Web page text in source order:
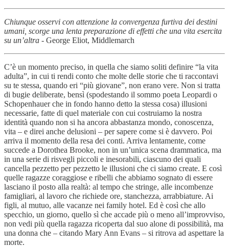
Chiunque osservi con attenzione la convergenza furtiva dei destini
umani, scorge una lenta preparazione di effetti che una vita esercita
su un’altra - George Eliot, Middlemarch
C’è un momento preciso, in quella che siamo soliti definire “la vita
adulta”, in cui ti rendi conto che molte delle storie che ti raccontavi
su te stessa, quando eri “più giovane”, non erano vere. Non si tratta
di bugie deliberate, bensì (spodestando il sommo poeta Leopardi o
Schopenhauer che in fondo hanno detto la stessa cosa) illusioni
necessarie, fatte di quel materiale con cui costruiamo la nostra
identità quando non si ha ancora abbastanza mondo, conoscenza,
vita – e direi anche delusioni – per sapere come si è davvero. Poi
arriva il momento della resa dei conti. Arriva lentamente, come
succede a Dorothea Brooke, non in un’unica scena drammatica, ma
in una serie di risvegli piccoli e inesorabili, ciascuno dei quali
cancella pezzetto per pezzetto le illusioni che ci siamo create. E così
quelle ragazze coraggiose e ribelli che abbiamo sognato di essere
lasciano il posto alla realtà: al tempo che stringe, alle incombenze
famigliari, al lavoro che richiede ore, stanchezza, arrabbiature. Ai
figli, al mutuo, alle vacanze nei family hotel. Ed è così che allo
specchio, un giorno, quello sì che accade più o meno all’improvviso,
non vedi più quella ragazza ricoperta dal suo alone di possibilità, ma
una donna che – citando Mary Ann Evans – si ritrova ad aspettare la
morte.